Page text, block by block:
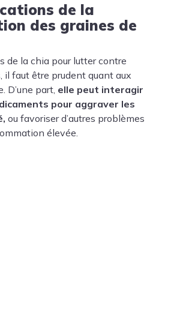
de la
des graines de
de la chia pour lutter contre
il faut être prudent quant aux
D’une part, elle peut interagir
pour aggraver les
ou favoriser d’autres problèmes
élevée.